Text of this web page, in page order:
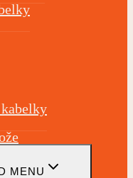
kabelky
MENU